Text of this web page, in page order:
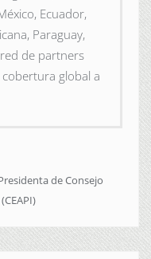
Ecuador,
Paraguay,
de partners
global a
de Consejo